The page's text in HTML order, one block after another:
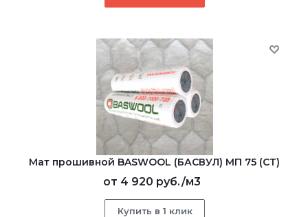
Мат прошивной BASWOOL (БАСВУЛ) МП 75 (СТ)
от 4 920 руб./м3
Купить в 1 клик